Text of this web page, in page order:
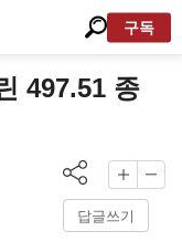
구독
497.51 종
답글쓰기